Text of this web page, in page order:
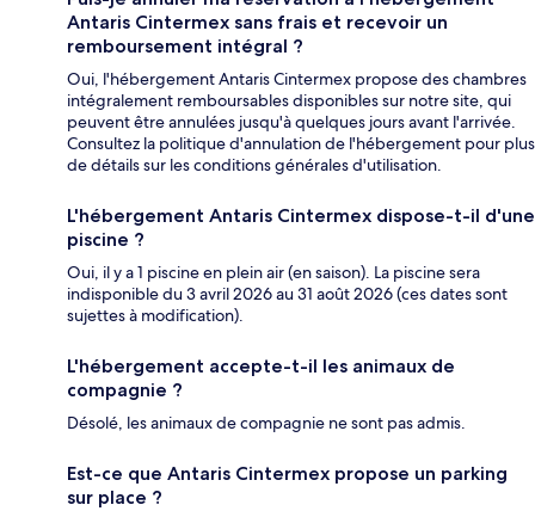
Antaris Cintermex sans frais et recevoir un
remboursement intégral ?
Oui, l'hébergement Antaris Cintermex propose des chambres
intégralement remboursables disponibles sur notre site, qui
peuvent être annulées jusqu'à quelques jours avant l'arrivée.
Consultez la politique d'annulation de l'hébergement pour plus
de détails sur les conditions générales d'utilisation.
L'hébergement Antaris Cintermex dispose-t-il d'une
piscine ?
Oui, il y a 1 piscine en plein air (en saison). La piscine sera
indisponible du 3 avril 2026 au 31 août 2026 (ces dates sont
sujettes à modification).
L'hébergement accepte-t-il les animaux de
compagnie ?
Désolé, les animaux de compagnie ne sont pas admis.
Est-ce que Antaris Cintermex propose un parking
sur place ?